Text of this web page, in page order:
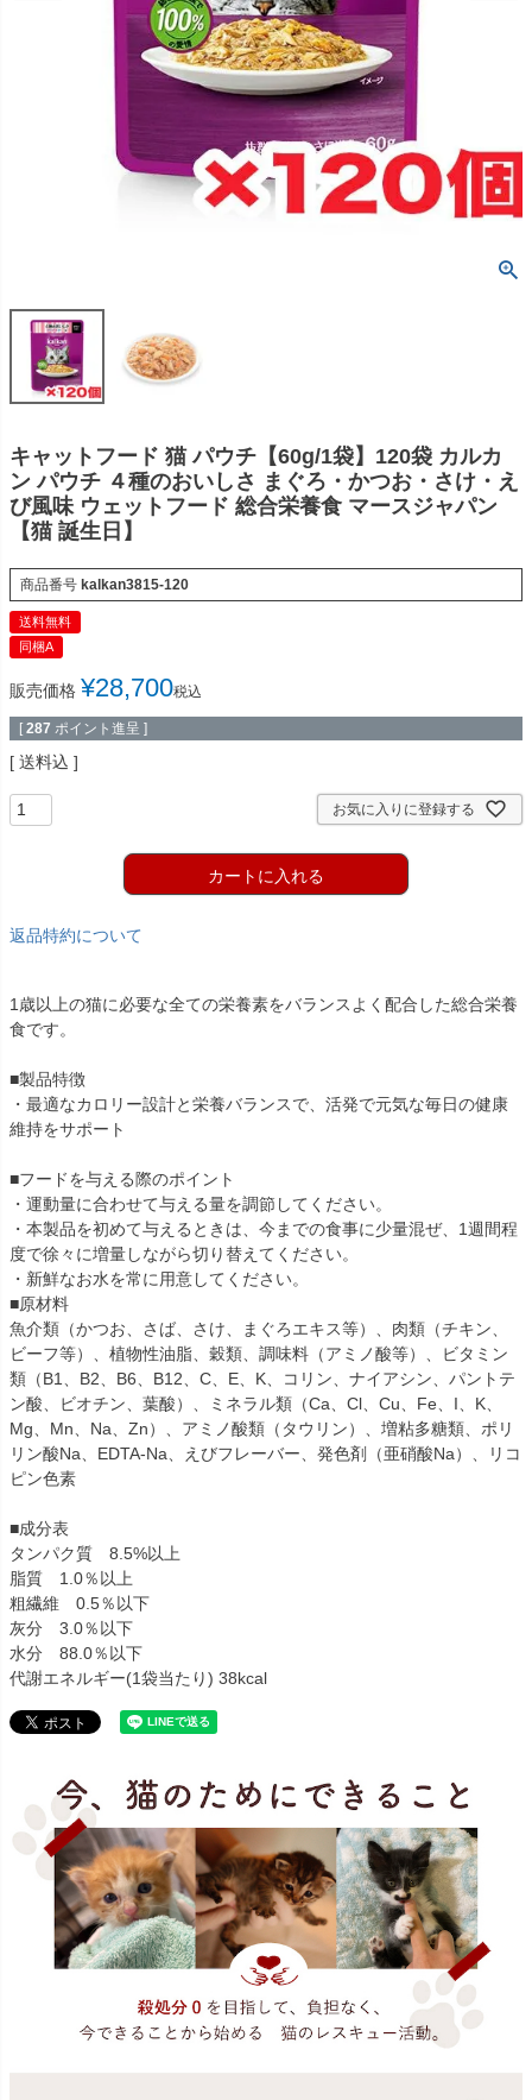
キャットフード 猫 パウチ【60g/1袋】120袋 カルカ
ン パウチ ４種のおいしさ まぐろ・かつお・さけ・え
び風味 ウェットフード 総合栄養食 マースジャパン
【猫 誕生日】
商品番号 kalkan3815-120
送料無料
同梱A
販売価格 ¥28,700税込
[ 287 ポイント進呈 ]
送料込
お気に入りに登録する
カートに入れる
返品特約について
1歳以上の猫に必要な全ての栄養素をバランスよく配合した総合栄養
食です。
■製品特徴
・最適なカロリー設計と栄養バランスで、活発で元気な毎日の健康
維持をサポート
■フードを与える際のポイント
・運動量に合わせて与える量を調節してください。
・本製品を初めて与えるときは、今までの食事に少量混ぜ、1週間程
度で徐々に増量しながら切り替えてください。
・新鮮なお水を常に用意してください。
■原材料
魚介類（かつお、さば、さけ、まぐろエキス等）、肉類（チキン、
ビーフ等）、植物性油脂、穀類、調味料（アミノ酸等）、ビタミン
類（B1、B2、B6、B12、C、E、K、コリン、ナイアシン、パントテ
ン酸、ビオチン、葉酸）、ミネラル類（Ca、Cl、Cu、Fe、I、K、
Mg、Mn、Na、Zn）、アミノ酸類（タウリン）、増粘多糖類、ポリ
リン酸Na、EDTA-Na、えびフレーバー、発色剤（亜硝酸Na）、リコ
ピン色素
■成分表
タンパク質 8.5%以上
脂質 1.0％以上
粗繊維 0.5％以下
灰分 3.0％以下
水分 88.0％以下
代謝エネルギー(1袋当たり) 38kcal